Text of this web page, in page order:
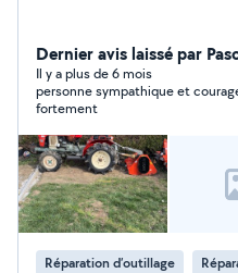
Dernier avis laissé par
Il y a plus de 6 mois
personne sympathique et
fortement
Réparation d’outillage